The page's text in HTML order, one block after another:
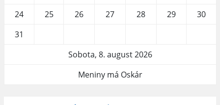
24
25 26 27 28 29
30
31
Sobota, 8. august 2026
Meniny má Oskár